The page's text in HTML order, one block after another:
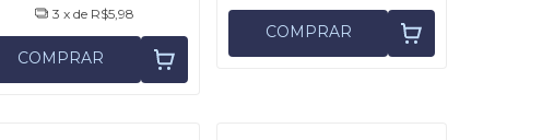
3 x de R$5,98
COMPRAR
COMPRAR